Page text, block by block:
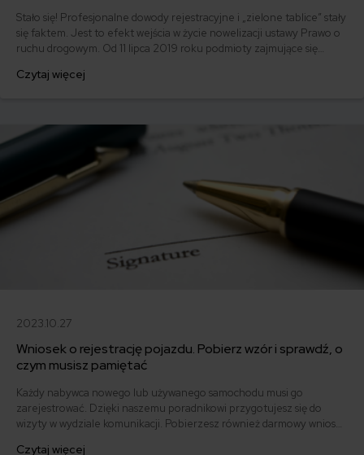
Stało się! Profesjonalne dowody rejestracyjne i „zielone tablice” stały
się faktem. Jest to efekt wejścia w życie nowelizacji ustawy Prawo o
ruchu drogowym. Od 11 lipca 2019 roku podmioty zajmujące się
czasowej rejestracji, czyli profesjonalnej rejestracji pojazdów.
Czytaj więcej
2023.10.27
Wniosek o rejestrację pojazdu. Pobierz wzór i sprawdź, o
czym musisz pamiętać
Każdy nabywca nowego lub używanego samochodu musi go
zarejestrować. Dzięki naszemu poradnikowi przygotujesz się do
wizyty w wydziale komunikacji. Pobierzesz również darmowy wniosek
Czytaj więcej